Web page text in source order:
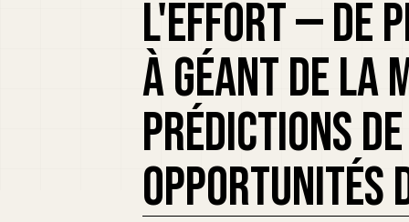
L'EFFORT — DE
À GÉANT DE LA
PRÉDICTIONS
OPPORTUNITÉS